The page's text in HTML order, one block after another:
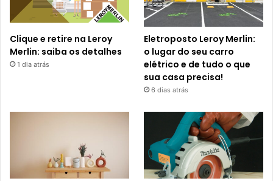
Clique e retire na Leroy
Merlin: saiba os detalhes
1 dia atrás
Eletroposto Leroy Merlin:
o lugar do seu carro
elétrico e de tudo o que
sua casa precisa!
6 dias atrás